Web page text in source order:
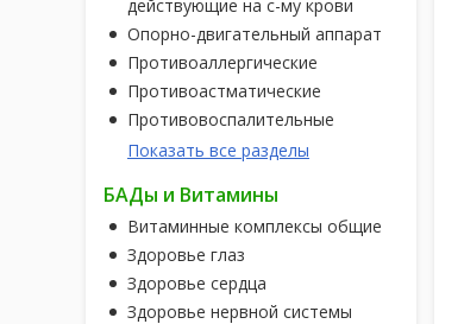
действующие на с-му крови
Опорно-двигательный аппарат
Противоаллергические
Противоастматические
Противовоспалительные
Показать все разделы
БАДы и Витамины
Витаминные комплексы общие
Здоровье глаз
Здоровье сердца
Здоровье нервной системы